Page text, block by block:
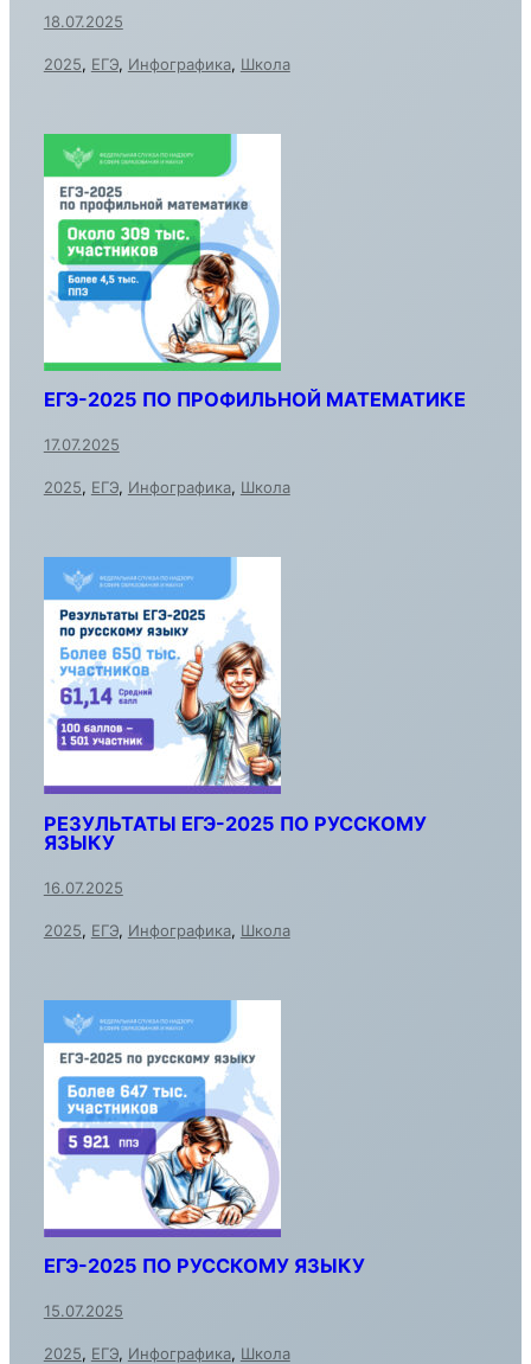
18.07.2025
2025, ЕГЭ, Инфографика, Школа
ЕГЭ-2025 ПО ПРОФИЛЬНОЙ МАТЕМАТИКЕ
17.07.2025
2025, ЕГЭ, Инфографика, Школа
РЕЗУЛЬТАТЫ ЕГЭ-2025 ПО РУССКОМУ
ЯЗЫКУ
16.07.2025
2025, ЕГЭ, Инфографика, Школа
ЕГЭ-2025 ПО РУССКОМУ ЯЗЫКУ
15.07.2025
2025, ЕГЭ, Инфографика, Школа